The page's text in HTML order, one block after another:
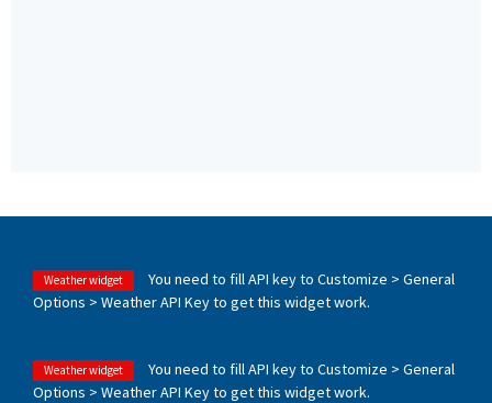
Weather widget
You need to fill API key to Customize > General
Options > Weather API Key to get this widget work.
Weather widget
You need to fill API key to Customize > General
Options > Weather API Key to get this widget work.